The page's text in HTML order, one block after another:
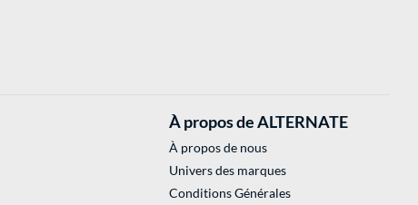
À propos de ALTERNATE
À propos de nous
Univers des marques
Conditions Générales